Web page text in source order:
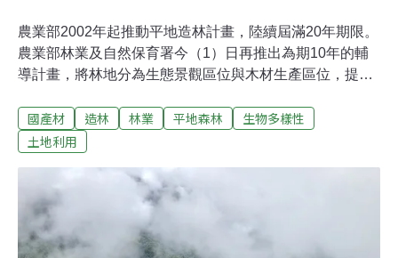
農業部2002年起推動平地造林計畫，陸續屆滿20年期限。
農業部林業及自然保育署今（1）日再推出為期10年的輔
導計畫，將林地分為生態景觀區位與木材生產區位，提供
維護管理。平地造林再續10年 分兩大類給予8~10萬元獎
金台灣加入世界貿易組織（WTO）後，因應國內農業生產
20年的「平地造林計畫」，鼓勵釋出的農地轉作造林，吸
引不少農地投入。隨著參加造林戶陸續屆滿20年，林保署
今（1）日召開記者會，介紹下一個為期10年的輔導計
畫，將分兩大區位，進行後續分流輔導，鼓勵維持林地。
國產材 造林 林業 平地森林
生物多樣性
土地利用